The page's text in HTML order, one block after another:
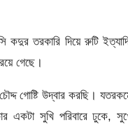
কদুর তরকারি দিয়ে রুটি
গেছে।
গোষ্টি উদ্বার করছি।
একটা সুখি পরিবারে ঢুকে,